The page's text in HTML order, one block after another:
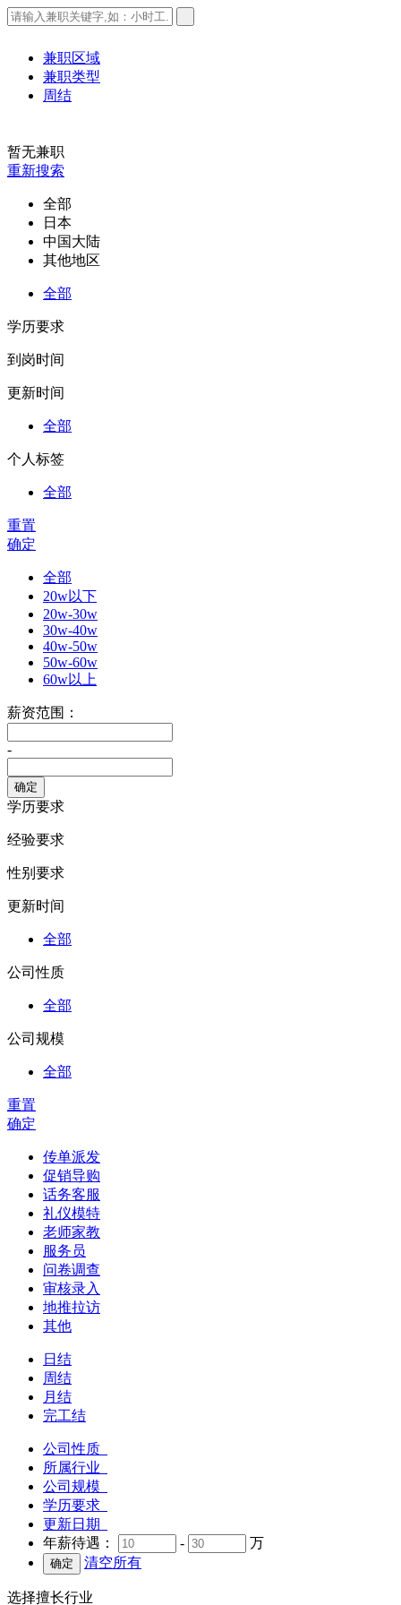
兼职区域
兼职类型
周结
暂无兼职
重新搜索
全部
日本
中国大陆
其他地区
全部
学历要求
到岗时间
更新时间
全部
个人标签
全部
重置
确定
全部
20w以下
20w-30w
30w-40w
40w-50w
50w-60w
60w以上
薪资范围：
-
学历要求
经验要求
性别要求
更新时间
全部
公司性质
全部
公司规模
全部
重置
确定
传单派发
促销导购
话务客服
礼仪模特
老师家教
服务员
问卷调查
审核录入
地推拉访
其他
日结
周结
月结
完工结
公司性质
所属行业
公司规模
学历要求
更新日期
年薪待遇：
-
万
清空所有
选择擅长行业